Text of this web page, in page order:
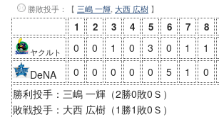
勝敗投手 ：【 三嶋 一輝 大西 広樹 】
1 2 3 4 5 6 7 8
ヤクルト 0 0 1 0 3 0 1 1
DeNA
0 0 0 0 0 5 1 0
勝利投手：三嶋 一輝（2勝0敗0Ｓ）
敗戦投手：大西 広樹（1勝1敗0Ｓ）